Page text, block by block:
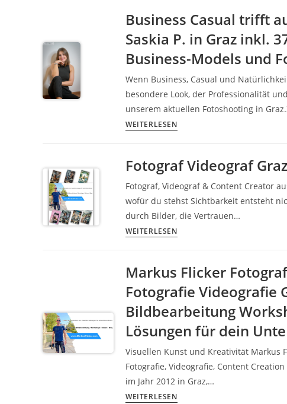
Spenger
im
Gewerbepark:
Professionelle
Businessfotografie
mit
Glasfront,
Persönlichkeit
Markenwirkung
Business Casual trifft
Saskia P. in Graz inkl.
Business-Models und
Wenn Business, Casual und
besondere Look, der Professionalität
unserem aktuellen Fotoshooting in
WEITERLESENBusiness
auf
Natürlichkeit
–
Shooting
mit
in
Graz
inkl.
37
praktische
&
Tricks
Fotograf Videograf
Fotograf, Videograf & Content Creator
wofür du stehst Sichtbarkeit entsteht
durch Bilder, die Vertrauen…
WEITERLESENFotograf
Steiermark
Markus
Flicker
Markus Flicker
Fotografie Videografie
Bildbearbeitung
Lösungen für dein
Visuellen Kunst und Kreativität Markus
Fotografie, Videografie, Content
im Jahr 2012 in Graz,…
WEITERLESENMarkus